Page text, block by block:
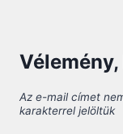
Az e-mail címet
karakterrel jelöltük